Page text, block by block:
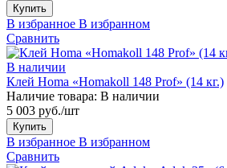
Купить
В избранное В избранном
Сравнить
В наличии
Клей Homa «Homakoll 148 Prof» (14 кг.)
Наличие товара: В наличии
5 003 руб./шт
Купить
В избранное В избранном
Сравнить